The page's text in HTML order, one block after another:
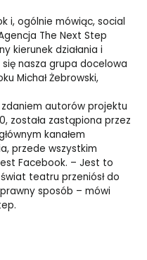
i, ogólnie mówiąc, social
The Next Step
kierunek działania i
nasza grupa docelowa
Michał Żebrowski,
zdaniem autorów projektu
została zastąpiona przez
kanałem
przede wszystkim
Facebook. – Jest to
teatru przeniósł do
sposób – mówi